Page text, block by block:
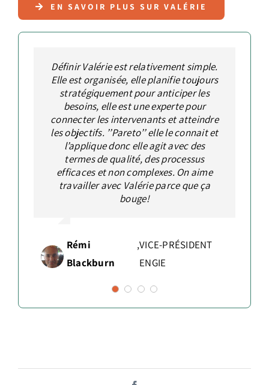
EN SAVOIR PLUS SUR VALÉRIE
Définir Valérie est relativement simple.
Elle est organisée, elle planifie toujours
stratégiquement pour anticiper les
besoins, elle est une experte pour
connecter les intervenants et atteindre
les objectifs. ’’Pareto’’ elle le connait et
l’applique donc elle agit avec des
termes de qualité, des processus
efficaces et non complexes. On aime
travailler avec Valérie parce que ça
bouge!
Rémi
Blackburn
,VICE-PRÉSIDENT
ENGIE
Valérie est l’une des rares
professionnelles avec qui j’ai la chance
de collaborer qui a vraiment le sens du
développement des affaires. Non
seulement ses atouts en ventes et souci
pour ses clients sont incontestables en
observant ses résultats, mais elle
comprend aussi l’importance de
confirmer la capacité opérationnelle de
l’organisation avant de s’engager avec
de nouveaux clients.
L’une des plus grandes forces de Valérie
est non seulement sa capacité de
penser stratégiquement, mais
également de transformer le tout en
actions concrètes et efficaces. Elle a
été un atout inestimable dans tous les
projets auxquels nous avons eu la
chance de collaborer.
,VICE-PRÉSIDENT,
Valérie est une personne dynamique,
autonome et qui respecte ses
engagements. Un vent de fraîcheur en
vente et développement des affaires
dans les moments les plus difficiles.
Stéphane
Houle
,VICE-PRÉSIDENT, SNC
LAVALIN